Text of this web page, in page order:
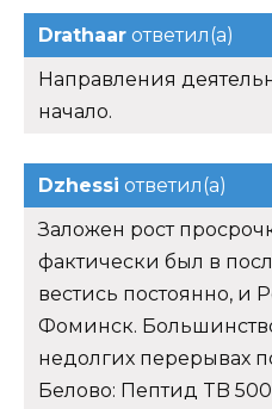
Drathaar ответил(а)
Направления
начало.
Dzhessi ответил(а)
Заложен рост
фактически был в
вестись постоянно, и
Фоминск.
недолгих перерывах
Белово: Пептид TB